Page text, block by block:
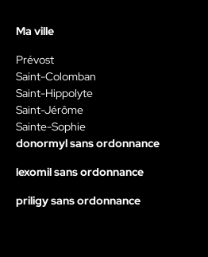
Ma ville
Prévost
Saint-Colomban
Saint-Hippolyte
Saint-Jérôme
Sainte-Sophie
donormyl sans ordonnance
lexomil sans ordonnance
priligy sans ordonnance